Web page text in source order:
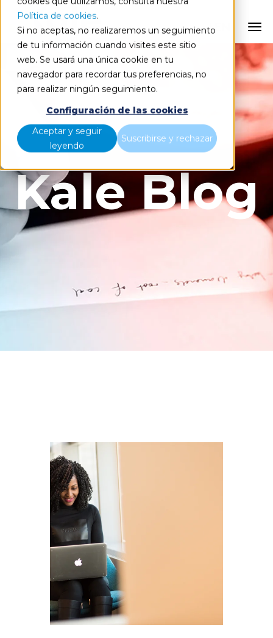
Política de cookies.
Si no aceptas, no realizaremos un seguimiento
de tu información cuando visites este sitio
web. Se usará una única cookie en tu
navegador para recordar tus preferencias, no
para realizar ningún seguimiento.
Configuración de las cookies
Aceptar y seguir
leyendo
Suscribirse y rechazar
EN
Kale Blog